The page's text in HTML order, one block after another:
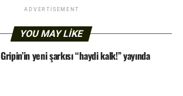
ADVERTISEMENT
YOU MAY LIKE
Gripin’in yeni şarkısı “haydi kalk!” yayında